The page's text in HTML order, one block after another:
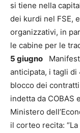
si tiene nella
dei kurdi nel FSE,
organizzativi, in
le cabine per le
5 giugno
anticipata, i tagli di
blocco dei contratti
indetta da COBAS
Ministero
il corteo recita: “La